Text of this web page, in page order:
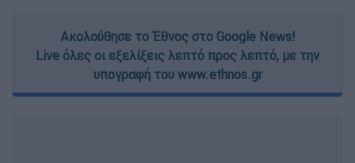
Ακολούθησε το Έθνος στο Google News!
Live όλες οι εξελίξεις λεπτό προς λεπτό, με την
υπογραφή του www.ethnos.gr